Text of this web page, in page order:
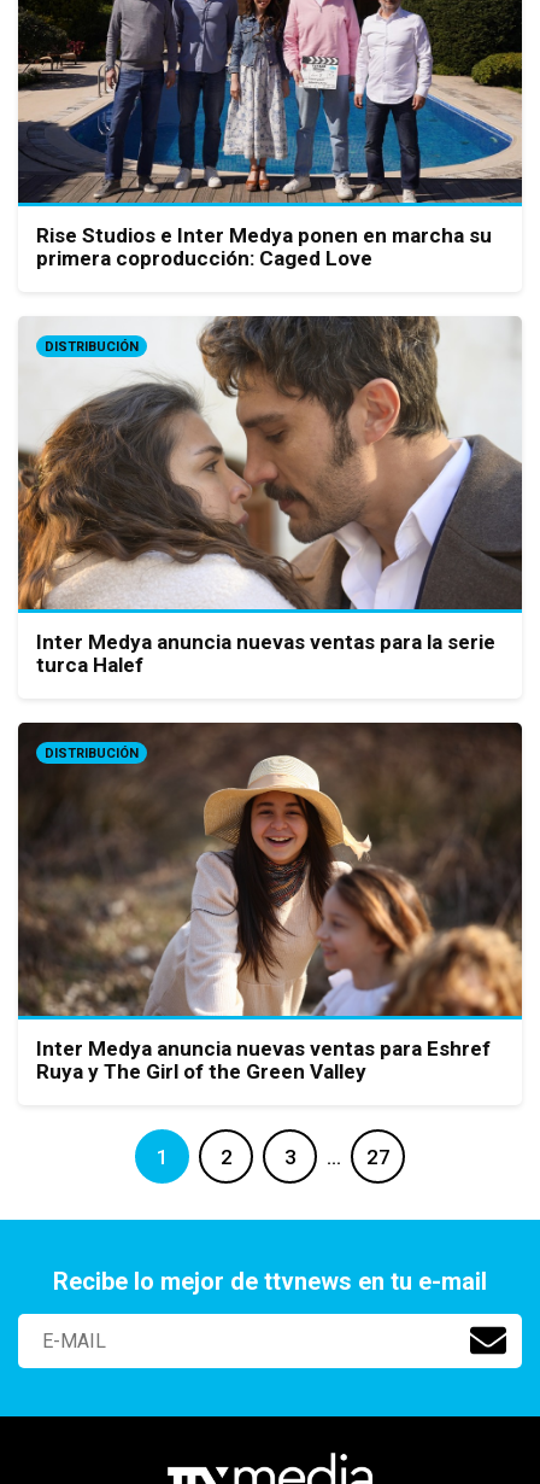
Rise Studios e Inter Medya ponen en marcha su
primera coproducción: Caged Love
DISTRIBUCIÓN
Inter Medya anuncia nuevas ventas para la serie
turca Halef
DISTRIBUCIÓN
Inter Medya anuncia nuevas ventas para Eshref
Ruya y The Girl of the Green Valley
1 2 3 … 27
Recibe lo mejor de ttvnews en tu e-mail